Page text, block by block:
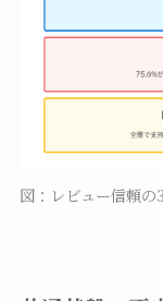
図：レビュー信頼の